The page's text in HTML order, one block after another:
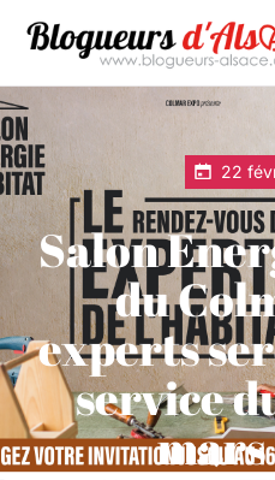
22
Salon
du
experts
service